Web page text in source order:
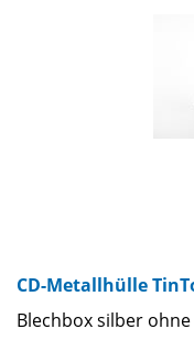
CD-Metallhülle
Blechbox silber